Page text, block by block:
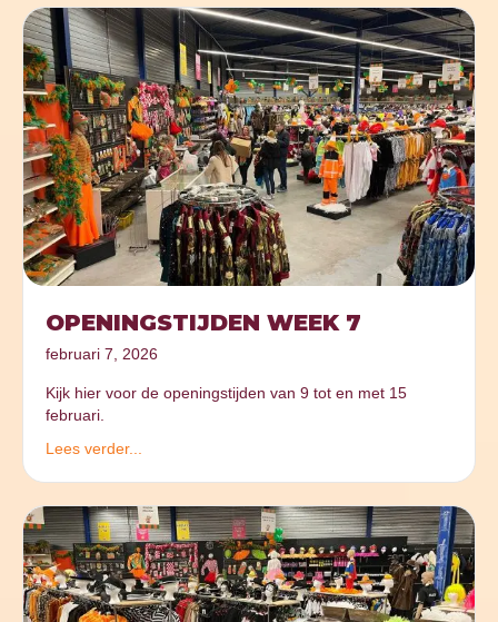
OPENINGSTIJDEN WEEK 7
februari 7, 2026
Kijk hier voor de openingstijden van 9 tot en met 15
februari.
Lees verder...